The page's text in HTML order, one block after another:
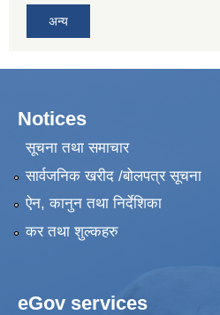
अन्य
Notices
सूचना तथा समाचार
सार्वजनिक खरीद /बोलपत्र सूचना
ऐन, कानुन तथा निर्देशिका
कर तथा शुल्कहरु
eGov services